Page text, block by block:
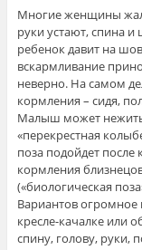
Многие женщины
руки устают, спина и
ребенок давит на
вскармливание
неверно. На самом
кормления – сидя,
Малыш может
«перекрестная
поза подойдет после
кормления
(«биологическая
Вариантов огромное
кресле-качалке или
спину, голову, руки,